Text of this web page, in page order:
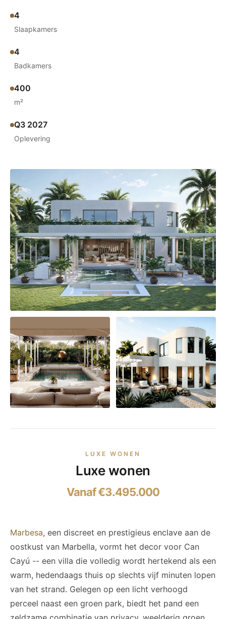
4
Slaapkamers
4
Badkamers
400
m²
Q3 2027
Oplevering
LUXE WONEN
Luxe wonen
Vanaf €3.495.000
Marbesa, een discreet en prestigieus enclave aan de
oostkust van Marbella, vormt het decor voor Can
Cayú -- een villa die volledig wordt hertekend als een
warm, hedendaags thuis op slechts vijf minuten lopen
van het strand. Gelegen op een licht verhoogd
perceel naast een groen park, biedt het pand een